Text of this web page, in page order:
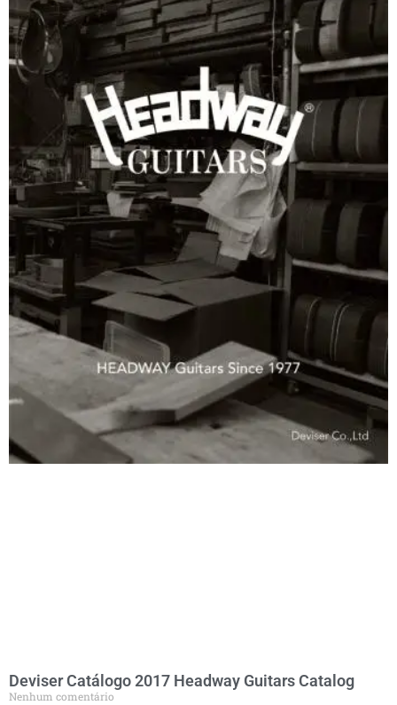
Deviser Catálogo 2017 Headway Guitars Catalog
Nenhum comentário